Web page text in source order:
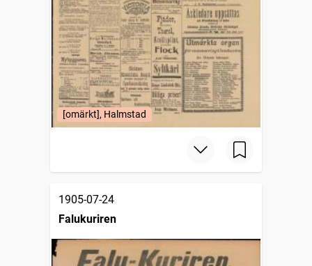
[omärkt], Halmstad
1905-07-24
Falukuriren